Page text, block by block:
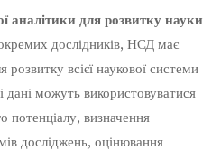
аналітики для розвитку науки
дослідників, НСД має
розвитку всієї наукової системи
дані можуть використовуватися
потенціалу, визначення
досліджень, оцінювання